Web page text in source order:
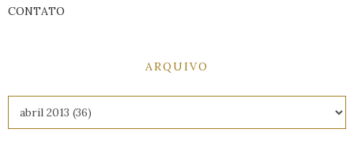
CONTATO
ARQUIVO